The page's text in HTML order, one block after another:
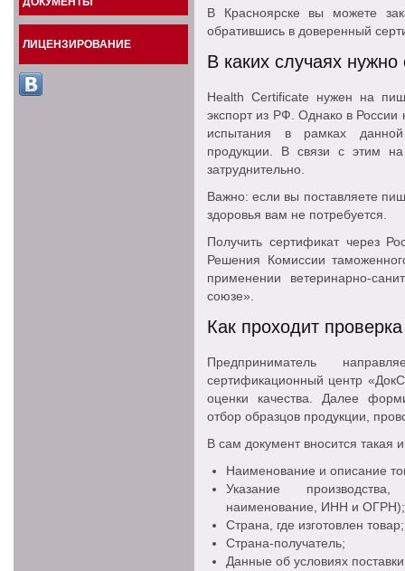
ЛИЦЕНЗИРОВАНИЕ
В Красноярске вы можете
обратившись в доверенный
В каких случаях
Health Certificate нужен на
экспорт из РФ. Однако в России
испытания в рамках
продукции. В связи с этим
затруднительно.
Важно: если вы поставляете
здоровья вам не потребуется.
Получить сертификат через
Решения Комиссии
применении ветеринарно-
союзе».
Как проходит проверка
Предприниматель
сертификационный центр
оценки качества. Далее
отбор образцов продукции,
В сам документ вносится такая
Наименование и описание
Указание
наименование, ИНН и ОГРН);
Страна, где изготовлен товар;
Страна-получатель;
Данные об условиях